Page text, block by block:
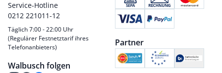
Service-Hotline
0212 221011-12
Täglich 7:00 - 22:00 Uhr
(Regulärer Festnetztarif ihres
Telefonanbieters)
Walbusch folgen
Partner